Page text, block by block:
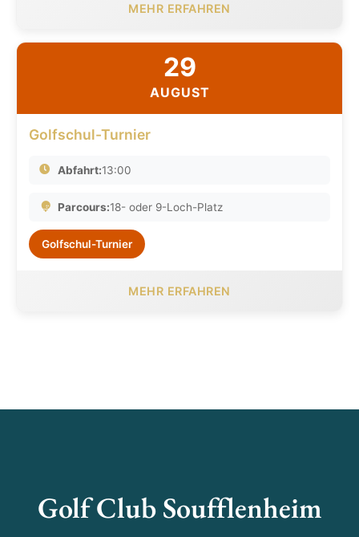
MEHR ERFAHREN
29
AUGUST
Golfschul-Turnier
Abfahrt:13:00
Parcours:18- oder 9-Loch-Platz
Golfschul-Turnier
MEHR ERFAHREN
Golf Club Soufflenheim